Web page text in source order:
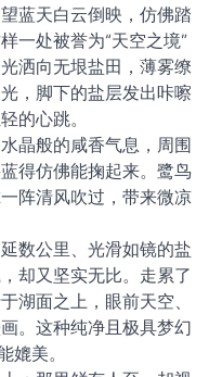
蓝天白云倒映，仿佛踏
一处被誉为“天空之境”
洒向无垠盐田，薄雾缭
，脚下的盐层发出咔嚓
的心跳。
晶般的咸香气息，周围
得仿佛能掬起来。鹭鸟
阵清风吹过，带来微凉
数公里、光滑如镜的盐
却又坚实无比。走累了
湖面之上，眼前天空、
。这种纯净且极具梦幻
美。